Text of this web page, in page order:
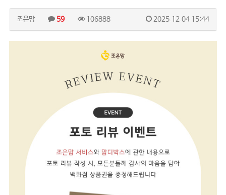
조은맘 59 106888 2025.12.04 15:44